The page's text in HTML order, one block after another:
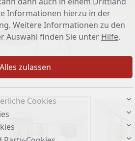
Informationen hierzu in der
Weitere Informationen zu den
Auswahl finden Sie unter Hilfe.
Cookies